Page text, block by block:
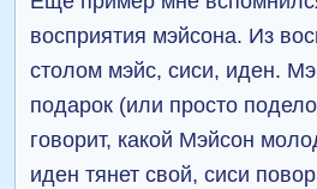
восприятия мэйсона. Из
столом мэйс, сиси, иден.
подарок (или просто
говорит, какой Мэйсон
иден тянет свой, сиси